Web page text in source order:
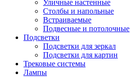
Уличные настенные
Столбы и напольные
Встраиваемые
Подвесные и потолочные
Подсветки
Подсветки для зеркал
Подсветки для картин
Трековые системы
Лампы